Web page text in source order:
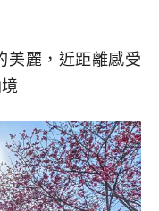
美麗，近距離感受